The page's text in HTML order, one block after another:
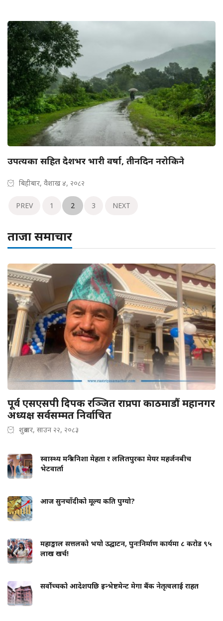
उपत्यका सहित देशभर भारी वर्षा, तीनदिन नरोकिने
बिहीबार, वैशाख ४, २०८२
PREV 1 2 3 NEXT
ताजा समाचार
पूर्व एसएसपी दिपक रञ्जित राप्रपा काठमाडौं महानगर
अध्यक्ष सर्वसम्मत निर्वाचित
शुक्रबार, साउन २२, २०८३
स्वास्थ्य मन्त्री निशा मेहता र ललितपुरका मेयर महर्जनबीच
भेटवार्ता
आज सुनचाँदीको मूल्य कति पुग्यो?
महाङ्काल सत्तलको भयो उद्घाटन, पुनःनिर्माण कार्यमा ८ करोड ९५
लाख खर्च!
सर्वोच्चको आदेशपछि इन्भेष्टमेन्ट मेगा बैंक नेतृत्वलाई राहत